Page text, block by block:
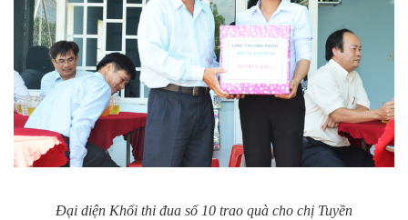
Đại diện Khối thi đua số 10 trao quà cho chị Tuyền